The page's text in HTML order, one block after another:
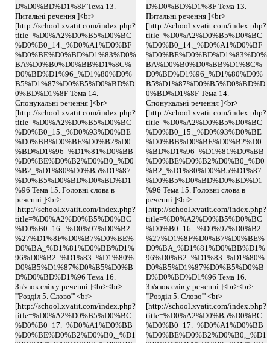
D%D0%BD%D1%8F Тема 13.
Питальні речення ]<br>
[http://school.xvatit.com/index.php?
title=%D0%A2%D0%B5%D0%BC
%D0%B0_14._%D0%A1%D0%BF
%D0%BE%D0%BD%D1%83%D0%
BA%D0%B0%D0%BB%D1%8C%
D0%BD%D1%96_%D1%80%D0%
B5%D1%87%D0%B5%D0%BD%D
0%BD%D1%8F Тема 14.
Спонукальні речення ]<br>
[http://school.xvatit.com/index.php?
title=%D0%A2%D0%B5%D0%BC
%D0%B0_15._%D0%93%D0%BE
%D0%BB%D0%BE%D0%B2%D0
%BD%D1%96_%D1%81%D0%BB
%D0%BE%D0%B2%D0%B0_%D0
%B2_%D1%80%D0%B5%D1%87
%D0%B5%D0%BD%D0%BD%D1
%96 Тема 15. Головні слова в
реченні ]<br>
[http://school.xvatit.com/index.php?
title=%D0%A2%D0%B5%D0%BC
%D0%B0_16._%D0%97%D0%B2
%27%D1%8F%D0%B7%D0%BE%
D0%BA_%D1%81%D0%BB%D1%
96%D0%B2_%D1%83_%D1%80%
D0%B5%D1%87%D0%B5%D0%B
D%D0%BD%D1%96 Тема 16.
Зв'язок слів у реченні ]<br><br>
'''Розділ 5. Слово''' <br>
[http://school.xvatit.com/index.php?
title=%D0%A2%D0%B5%D0%BC
%D0%B0_17._%D0%A1%D0%BB
%D0%BE%D0%B2%D0%B0,_%D1
D%D0%BD%D1%8F Тема 13.
Питальні речення ]<br>
[http://school.xvatit.com/index.php?
title=%D0%A2%D0%B5%D0%BC
%D0%B0_14._%D0%A1%D0%BF
%D0%BE%D0%BD%D1%83%D0%
BA%D0%B0%D0%BB%D1%8C%
D0%BD%D1%96_%D1%80%D0%
B5%D1%87%D0%B5%D0%BD%D
0%BD%D1%8F Тема 14.
Спонукальні речення ]<br>
[http://school.xvatit.com/index.php?
title=%D0%A2%D0%B5%D0%BC
%D0%B0_15._%D0%93%D0%BE
%D0%BB%D0%BE%D0%B2%D0
%BD%D1%96_%D1%81%D0%BB
%D0%BE%D0%B2%D0%B0_%D0
%B2_%D1%80%D0%B5%D1%87
%D0%B5%D0%BD%D0%BD%D1
%96 Тема 15. Головні слова в
реченні ]<br>
[http://school.xvatit.com/index.php?
title=%D0%A2%D0%B5%D0%BC
%D0%B0_16._%D0%97%D0%B2
%27%D1%8F%D0%B7%D0%BE%
D0%BA_%D1%81%D0%BB%D1%
96%D0%B2_%D1%83_%D1%80%
D0%B5%D1%87%D0%B5%D0%B
D%D0%BD%D1%96 Тема 16.
Зв'язок слів у реченні ]<br><br>
'''Розділ 5. Слово''' <br>
[http://school.xvatit.com/index.php?
title=%D0%A2%D0%B5%D0%BC
%D0%B0_17._%D0%A1%D0%BB
%D0%BE%D0%B2%D0%B0,_%D1